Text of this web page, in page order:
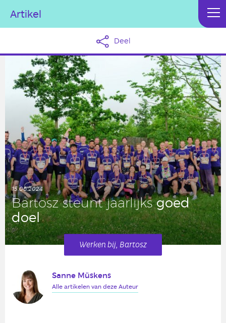
Artikel
Deel
Bartosz steunt jaar­lijksgoed
doel
15.06.2024
Werken bij, Bartosz
Sanne Müskens
Alle artikelen van deze Auteur